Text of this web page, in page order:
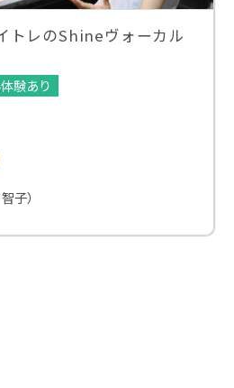
トレのShineヴォーカル
験あり
子）